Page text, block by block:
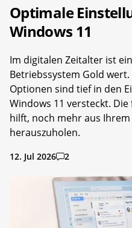
Optimale
Windows 11
Im digitalen Zeitalter ist
Betriebssystem Gold
Optionen sind tief in den
Windows 11 versteckt.
hilft, noch mehr aus
herauszuholen.
12. Jul 2026 2